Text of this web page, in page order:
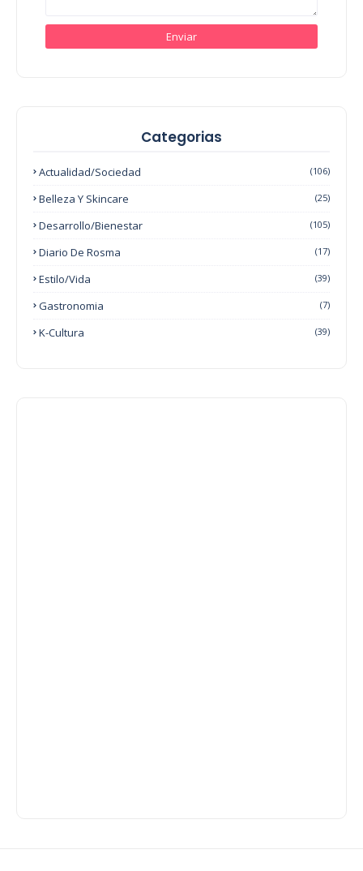
Categorias
Actualidad/Sociedad (106)
Belleza Y Skincare (25)
Desarrollo/Bienestar (105)
Diario De Rosma (17)
Estilo/Vida (39)
Gastronomia (7)
K-Cultura (39)